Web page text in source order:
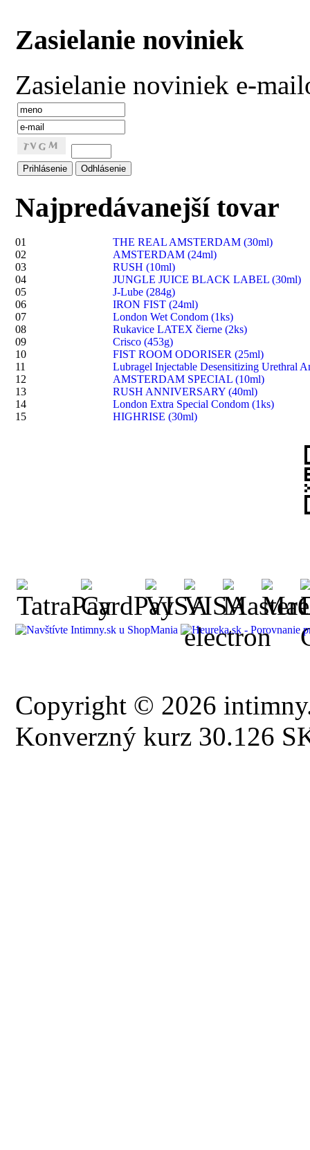
Zasielanie noviniek
Zasielanie noviniek e-
Najpredávanejší tovar
01
THE REAL AMSTERDAM (30ml)
02
AMSTERDAM (24ml)
03
RUSH (10ml)
04
JUNGLE JUICE BLACK LABEL (30ml)
05
J-Lube (284g)
06
IRON FIST (24ml)
07
London Wet Condom (1ks)
08
Rukavice LATEX čierne (2ks)
09
Crisco (453g)
10
FIST ROOM ODORISER (25ml)
11
Lubragel Injectable Desensitizing Urethral
12
AMSTERDAM SPECIAL (10ml)
13
RUSH ANNIVERSARY (40ml)
14
London Extra Special Condom (1ks)
15
HIGHRISE (30ml)
Copyright © 2026
Konverzný kurz 30.126